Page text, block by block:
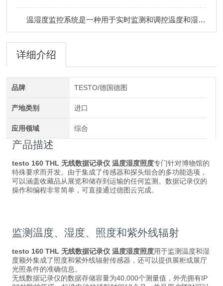
温湿度监控系统是一种用于实时监测和调控温度和湿度的系统
详细介绍
品牌 TESTO/德国德图
产地类别 进口
应用领域 综合
产品描述
testo 160 THL 无线数据记录仪 温度湿度照度专门针对博物馆的
特殊要求而开发。由于集成了传感器和探头组合的多功能选项，
可以涵盖收藏品从展览和储存到运输的任何监测。数据记录仪的
操作和编程非常简单，可直接通过德图云完成。
监测温度、湿度、照度和紫外线辐射
testo 160 THL 无线数据记录仪 温度湿度照度用于监测温度和湿
度额外集成了照度和紫外线辐射传感器，还可以提供展柜或展厅
光照条件的准确信息。
无线数据记录仪的数据存储容量为40,000个测量值，外壳拥有IP